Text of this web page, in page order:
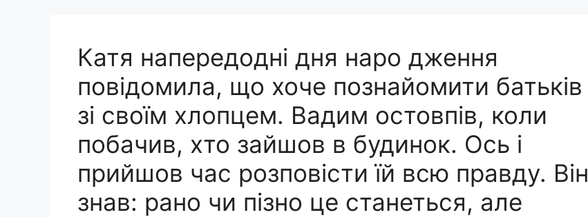
Катя напередодні дня наро дження
повідомила, що хоче познайомити батьків
зі своїм хлопцем. Вадим остовпів, коли
побачив, хто зайшов в будинок. Ось і
прийшов час розповісти їй всю правду. Він
знав: рано чи пізно це станеться, але